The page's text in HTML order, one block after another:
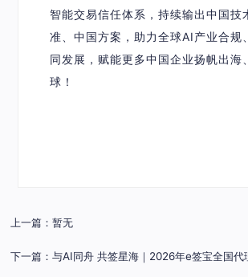
智能交易信任体系，持续输出中国技
准、中国方案，助力全球AI产业合规
同发展，赋能更多中国企业扬帆出海
球！
上一篇：暂无
下一篇：与AI同舟 共签星海｜2026年e签宝全国代